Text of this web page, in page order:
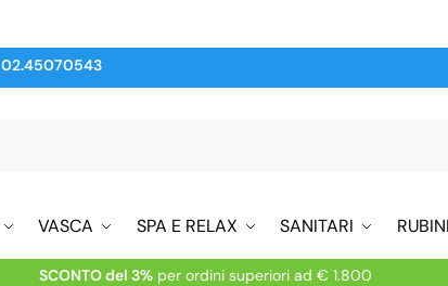
02.45070543
VASCA SPA E RELAX SANITARI
SCONTO del 3%per ordini superiori ad € 1.800